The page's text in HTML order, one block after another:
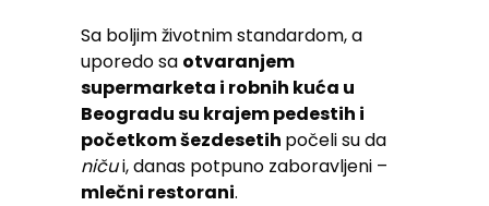
Sa boljim životnim standardom, a
uporedo sa otvaranjem
supermarketa i robnih kuća u
Beogradu su krajem pedestih i
početkom šezdesetih počeli su da
ničui, danas potpuno zaboravljeni –
mlečni restorani.